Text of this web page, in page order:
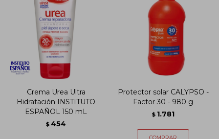
Crema Urea Ultra
Hidratación INSTITUTO
ESPAÑOL 150 mL
$ 454
Protector solar CALYPSO -
Factor 30 - 980 g
$ 1.781